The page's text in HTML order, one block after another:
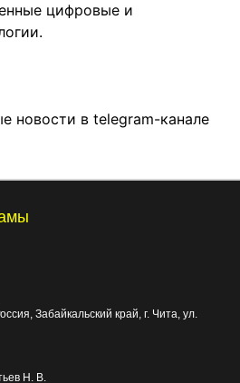
цифровые и
новости в telegram-канале
Забайкальский край, г. Чита, ул.
Н. В.